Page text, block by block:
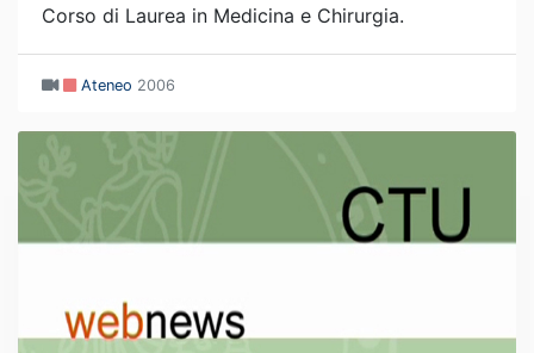
Corso di Laurea in Medicina e Chirurgia.
Ateneo 2006